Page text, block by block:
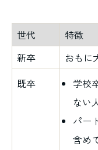
世代
特徴
新卒
おもに
既卒
学校
ない
パー
含め